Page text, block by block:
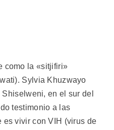
como la «sitjifiri»
Sylvia Khuzwayo
en el sur del
testimonio a las
es vivir con VIH (virus de